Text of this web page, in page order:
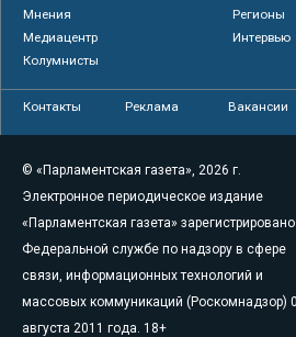
Мнения
Регионы
Медиацентр
Интервью
Колумнисты
Контакты Реклама Вакансии
© «Парламентская газета», 2026 г.
Электронное периодическое издание
«Парламентская газета»
Федеральной службе по надзору в сфере
связи, информационных технологий и
массовых коммуникаций (Роскомнадзор)
августа 2011 года. 18+